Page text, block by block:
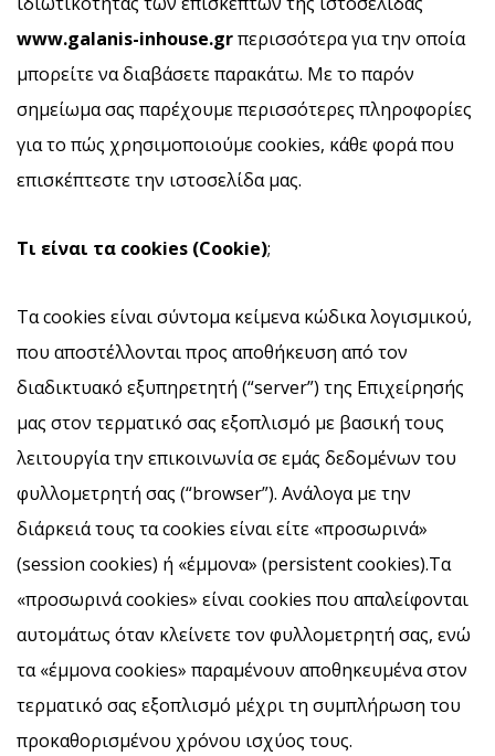
www.galanis-inhouse.grπερισσότερα για την οποία
μπορείτε να διαβάσετε παρακάτω. Με το παρόν
σημείωμα σας παρέχουμε περισσότερες πληροφορίες
για το πώς χρησιμοποιούμε cookies, κάθε φορά που
επισκέπτεστε την ιστοσελίδα μας.
Τι είναι τα cookies (Cookie);
Tα cookies είναι σύντομα κείμενα κώδικα λογισμικού,
που αποστέλλονται προς αποθήκευση από τον
διαδικτυακό εξυπηρετητή (“server”) της Επιχείρησής
μας στον τερματικό σας εξοπλισμό με βασική τους
λειτουργία την επικοινωνία σε εμάς δεδομένων του
φυλλομετρητή σας (“browser”). Ανάλογα με την
διάρκειά τους τα cookies είναι είτε «προσωρινά»
(session cookies) ή «έμμονα» (persistent cookies).Τα
«προσωρινά cookies» είναι cookies που απαλείφονται
αυτομάτως όταν κλείνετε τον φυλλομετρητή σας, ενώ
τα «έμμονα cookies» παραμένουν αποθηκευμένα στον
τερματικό σας εξοπλισμό μέχρι τη συμπλήρωση του
προκαθορισμένου χρόνου ισχύος τους.